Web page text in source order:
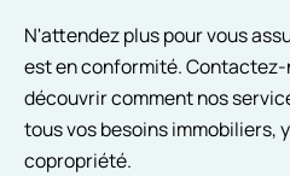
N'attendez plus pour vous
est en conformité.
découvrir comment nos
tous vos besoins immobiliers,
copropriété.